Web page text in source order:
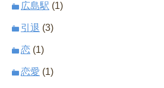
広島駅 (1)
引退 (3)
恋 (1)
恋愛 (1)